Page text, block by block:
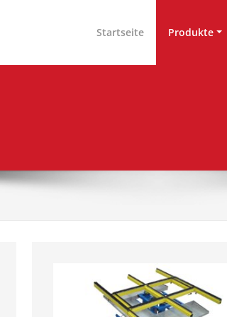
Startseite Produkte